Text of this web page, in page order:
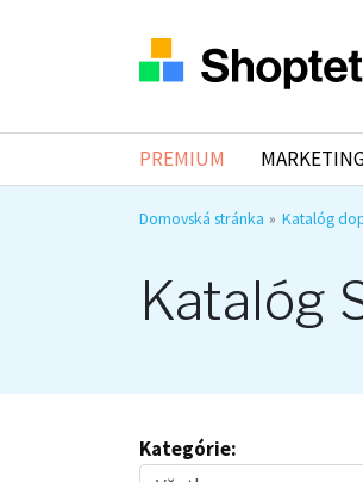
PREMIUM
Domovská stránka Katalóg
Katalóg
Kategórie: